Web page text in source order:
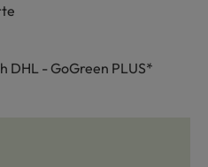
DHL - GoGreen PLUS*